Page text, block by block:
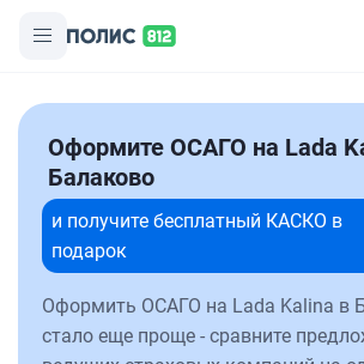
Оформите ОСАГО на Lada
Балаково
и получите бесплатный КАСКО в
подарок
Оформить ОСАГО на Lada Kalina в
стало еще проще - сравните